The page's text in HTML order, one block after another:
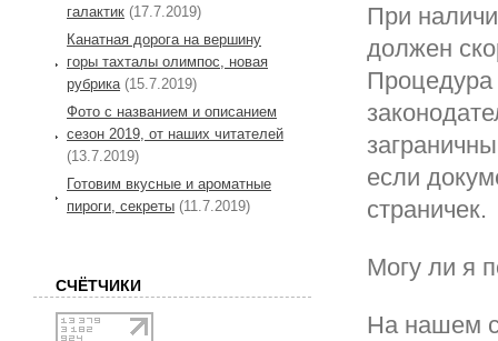
При
должен
Процедура
если
страничек.
Могу ли я
На нашем
галактик (17.7.2019)
Канатная дорога на вершину
горы тахталы олимпос, новая
рубрика (15.7.2019)
Фото с названием и описанием
сезон 2019, от наших читателей
(13.7.2019)
Готовим вкусные и ароматные
пироги, секреты (11.7.2019)
СЧЁТЧИКИ